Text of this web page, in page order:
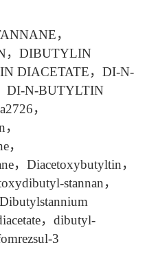
，
， DIBUTYLIN
DIACETATE， DI-N-
DI-N-BUTYLTIN
，
，
，
， Diacetoxybutyltin，
stannan，
Dibutylstannium
， dibutyl-
3